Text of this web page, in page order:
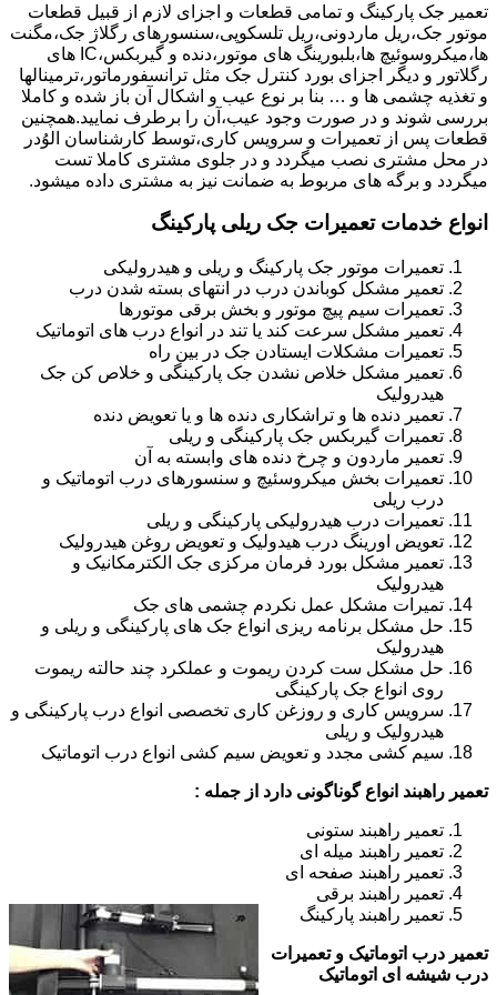
تعمیر جک پارکینگ و تمامی قطعات و اجزای لازم از قبیل قطعات
موتور جک،ریل ماردونی،ریل تلسکوپی،سنسورهای رگلاژ جک،مگنت
ها،میکروسوئیچ ها،بلبورینگ های موتور،دنده و گیربکس،IC های
رگلاتور و دیگر اجزای بورد کنترل جک مثل ترانسفورماتور،ترمینالها
و تغذیه چشمی ها و … بنا بر نوع عیب و اشکال آن باز شده و کاملا
بررسی شوند و در صورت وجود عیب،آن را برطرف نمایید.همچنین
قطعات پس از تعمیرات و سرویس کاری،توسط کارشناسان الوُدر
در محل مشتری نصب میگردد و در جلوی مشتری کاملا تست
میگردد و برگه های مربوط به ضمانت نیز به مشتری داده میشود.
انواع خدمات تعمیرات جک ریلی پارکینگ
تعمیرات موتور جک پارکینگ و ریلی و هیدرولیکی
تعمیر مشکل کوباندن درب در انتهای بسته شدن درب
تعمیرات سیم پیچ موتور و بخش برقی موتورها
تعمیر مشکل سرعت کند یا تند در انواع درب های اتوماتیک
تعمیرات مشکلات ایستادن جک در بین راه
تعمیر مشکل خلاص نشدن جک پارکینگی و خلاص کن جک
هیدرولیک
تعمیر دنده ها و تراشکاری دنده ها و یا تعویض دنده
تعمیرات گیربکس جک پارکینگی و ریلی
تعمیر ماردون و چرخ دنده های وابسته به آن
تعمیرات بخش میکروسئیچ و سنسورهای درب اتوماتیک و
درب ریلی
تعمیرات درب هیدرولیکی پارکینگی و ریلی
تعویض اورینگ درب هیدولیک و تعویض روغن هیدرولیک
تعمیر مشکل بورد فرمان مرکزی جک الکترمکانیک و
هیدرولیک
تمیرات مشکل عمل نکردم چشمی های جک
حل مشکل برنامه ریزی انواع جک های پارکینگی و ریلی و
هیدرولیک
حل مشکل ست کردن ریموت و عملکرد چند حالته ریموت
روی انواع جک پارکینگی
سرویس کاری و روزغن کاری تخصصی انواع درب پارکینگی و
هیدرولیک و ریلی
سیم کشی مجدد و تعویض سیم کشی انواع درب اتوماتیک
تعمیر راهبند انواع گوناگونی دارد از جمله :
تعمیر راهبند ستونی
تعمیر راهبند میله ای
تعمیر راهبند صفحه ای
تعمیر راهبند برقی
تعمیر راهبند پارکینگ
تعمیر درب اتوماتیک و تعمیرات
درب شیشه ای اتوماتیک